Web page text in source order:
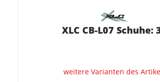
XLC CB-L07 Schuhe:
weitere Varianten des